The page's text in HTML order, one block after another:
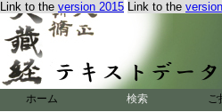
Link to the version 2015 Link to the
ホーム 検索 ご